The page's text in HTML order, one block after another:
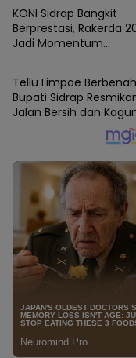
KONI Sidrap Bangkit
Berprestasi, Rakerda
Jadi Momentum
SIDRAP
Tellu Limpoe
Bupati Sidrap
Jalan Bersih dan